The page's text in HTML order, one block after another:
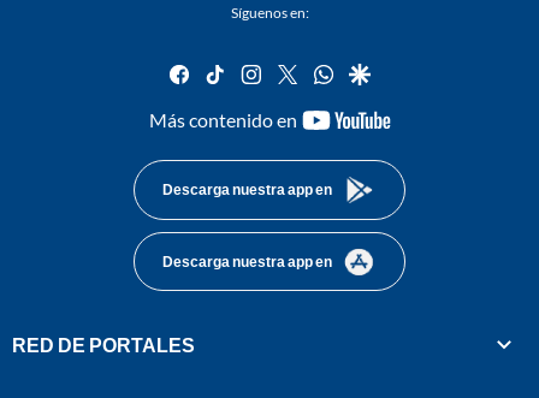
Síguenos en:
facebook
tiktok instagram
twitterwhatsapp
google
Más contenido en
youtube-
Descarga nuestra app en
Descarga nuestra app en
RED DE PORTALES